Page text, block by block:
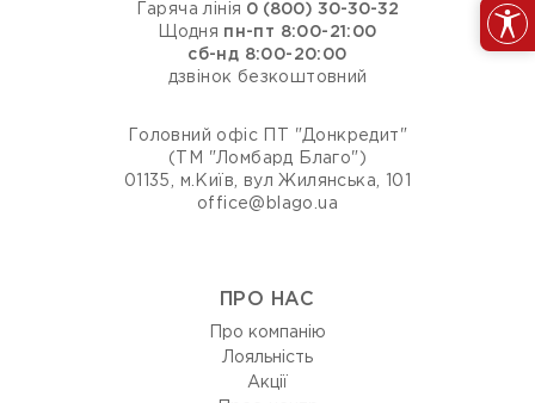
Гаряча лінія 0 (800) 30-30-32
Щодня пн-пт 8:00-21:00
сб-нд 8:00-20:00
дзвінок безкоштовний
Головний офіс ПТ "Донкредит"
(ТМ "Ломбард Благо")
01135, м.Київ, вул Жилянська, 101
office@blago.ua
ПРО НАС
Про компанію
Лояльність
Акції